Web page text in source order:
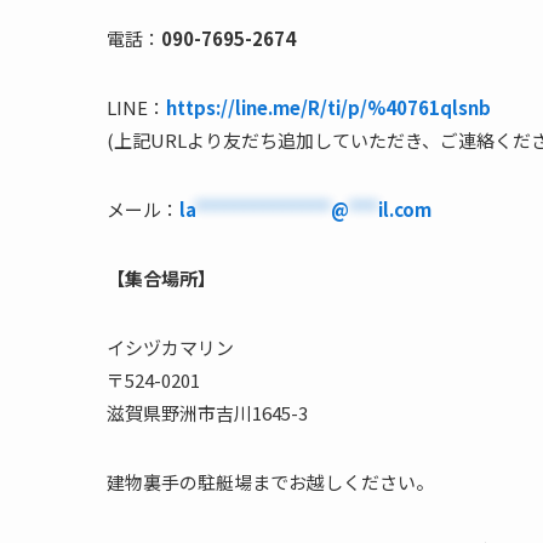
電話： 090-7695-2674
LINE： https://line.me/R/ti/p/%40761qlsnb
(上記URLより友だち追加していただき、ご連絡くだ
メール： la**************@***il.com
【集合場所】
イシヅカマリン
〒524-0201
滋賀県野洲市吉川1645-3
建物裏手の駐艇場までお越しください。